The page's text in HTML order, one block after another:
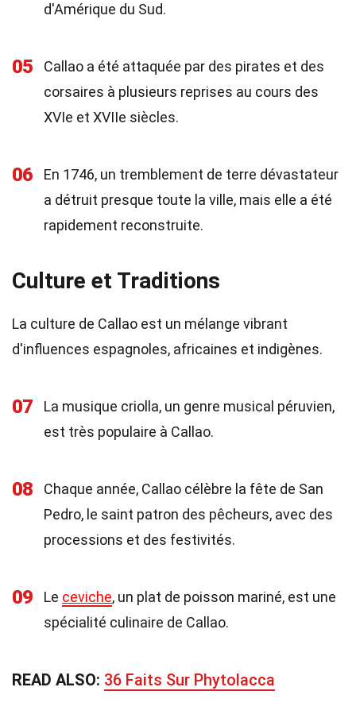
d'Amérique du Sud.
05
Callao a été attaquée par des pirates et des
corsaires à plusieurs reprises au cours des
XVIe et XVIIe siècles.
06
En 1746, un tremblement de terre dévastateur
a détruit presque toute la ville, mais elle a été
rapidement reconstruite.
Culture et Traditions
La culture de Callao est un mélange vibrant
d'influences espagnoles, africaines et indigènes.
07
La musique criolla, un genre musical péruvien,
est très populaire à Callao.
08
Chaque année, Callao célèbre la fête de San
Pedro, le saint patron des pêcheurs, avec des
processions et des festivités.
09 Le ceviche, un plat de poisson mariné, est une
spécialité culinaire de Callao.
READ ALSO: 36 Faits Sur Phytolacca